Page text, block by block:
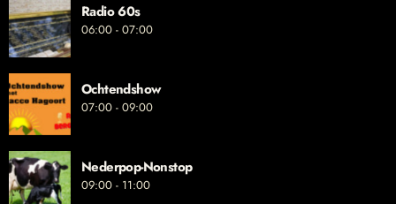
Radio 60s
06:00 - 07:00
Ochtendshow
07:00 - 09:00
Nederpop-Nonstop
09:00 - 11:00